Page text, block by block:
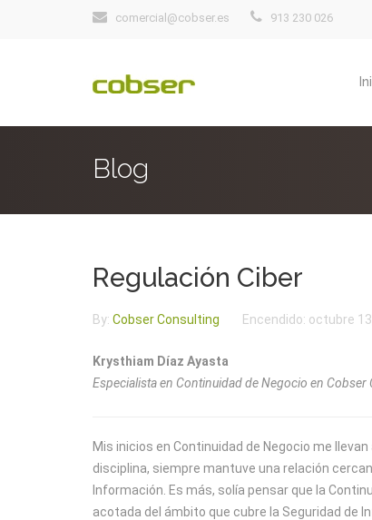
comercial@cobser.es 913 230 026
Blog
Regulación Ciber
By: Cobser Consulting Encendido: octubre
Krysthiam Díaz Ayasta
Especialista en Continuidad de Negocio en Cobser
Mis inicios en Continuidad de Negocio me
disciplina, siempre mantuve una relación
Información. Es más, solía pensar que la
acotada del ámbito que cubre la Seguridad de